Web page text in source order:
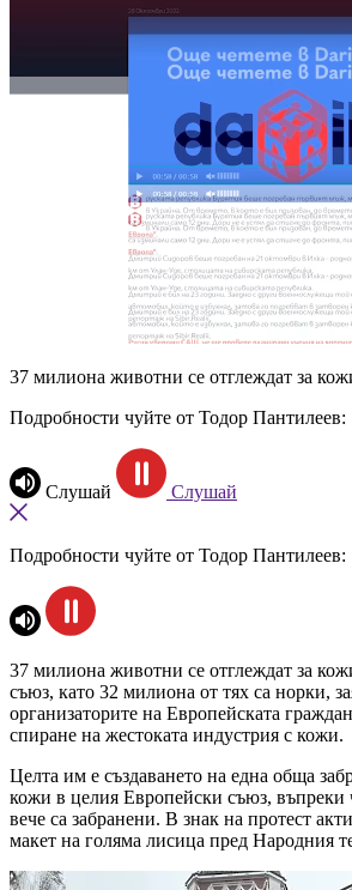
37 милиона животни се отглеждат за
Подробности чуйте от Тодор Пантилеев:
Слушай Слушай
Подробности чуйте от Тодор Пантилеев:
37 милиона животни се отглеждат за
съюз, като 32 милиона от тях са норки,
организаторите на Европейската
спиране на жестоката индустрия с кожи.
Целта им е създаването на една обща
кожи в целия Европейски съюз, въпреки
вече са забранени. В знак на протест
макет на голяма лисица пред Народния